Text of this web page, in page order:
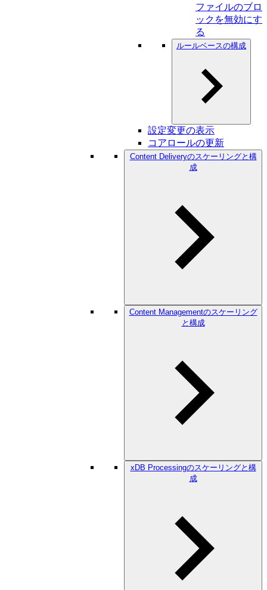
ファイルのブロ
ックを無効にす
る
ルールベースの構成
設定変更の表示
コアロールの更新
Content Deliveryのスケーリングと構
成
Content Managementのスケーリング
と構成
xDB Processingのスケーリングと構
成